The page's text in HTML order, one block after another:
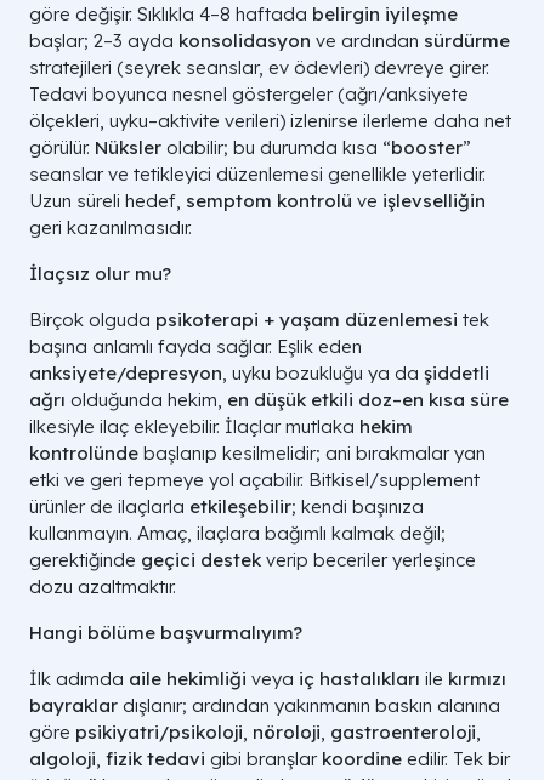
göre değişir. Sıklıkla 4–8 haftada belirgin iyileşme
başlar; 2–3 ayda konsolidasyon ve ardından sürdürme
stratejileri (seyrek seanslar, ev ödevleri) devreye girer.
Tedavi boyunca nesnel göstergeler (ağrı/anksiyete
ölçekleri, uyku–aktivite verileri) izlenirse ilerleme daha net
görülür. Nüksler olabilir; bu durumda kısa “booster”
seanslar ve tetikleyici düzenlemesi genellikle yeterlidir.
Uzun süreli hedef, semptom kontrolü ve işlevselliğin
geri kazanılmasıdır.
İlaçsız olur mu?
Birçok olguda psikoterapi + yaşam düzenlemesi tek
başına anlamlı fayda sağlar. Eşlik eden
anksiyete/depresyon, uyku bozukluğu ya da şiddetli
ağrı olduğunda hekim, en düşük etkili doz–en kısa süre
ilkesiyle ilaç ekleyebilir. İlaçlar mutlaka hekim
kontrolünde başlanıp kesilmelidir; ani bırakmalar yan
etki ve geri tepmeye yol açabilir. Bitkisel/supplement
ürünler de ilaçlarla etkileşebilir; kendi başınıza
kullanmayın. Amaç, ilaçlara bağımlı kalmak değil;
gerektiğinde geçici destek verip beceriler yerleşince
dozu azaltmaktır.
Hangi bölüme başvurmalıyım?
İlk adımda aile hekimliği veya iç hastalıkları ile kırmızı
bayraklar dışlanır; ardından yakınmanın baskın alanına
göre psikiyatri/psikoloji, nöroloji, gastroenteroloji,
algoloji, fizik tedavi gibi branşlar koordine edilir. Tek bir